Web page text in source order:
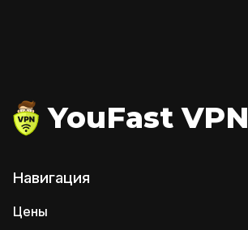
YouFast VPN
Навигация
Цены